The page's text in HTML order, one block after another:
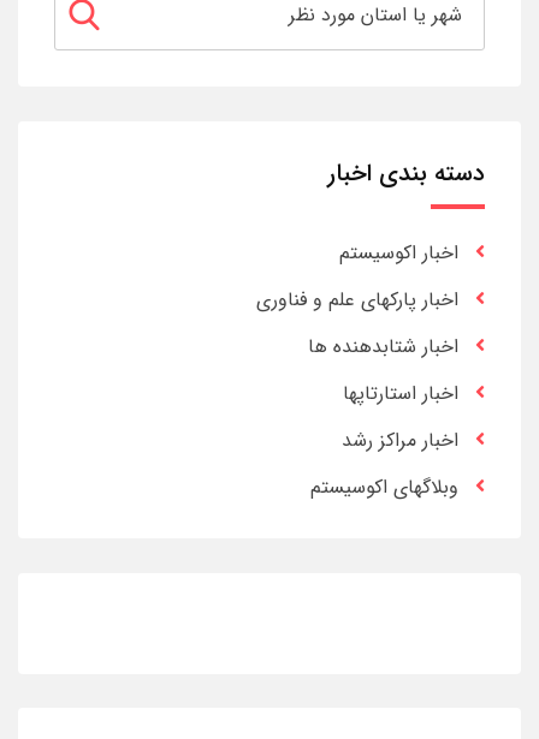
دسته بندی اخبار
اخبار اکوسیستم
اخبار پارکهای علم و فناوری
اخبار شتابدهنده ها
اخبار استارتاپها
اخبار مراکز رشد
وبلاگهای اکوسیستم